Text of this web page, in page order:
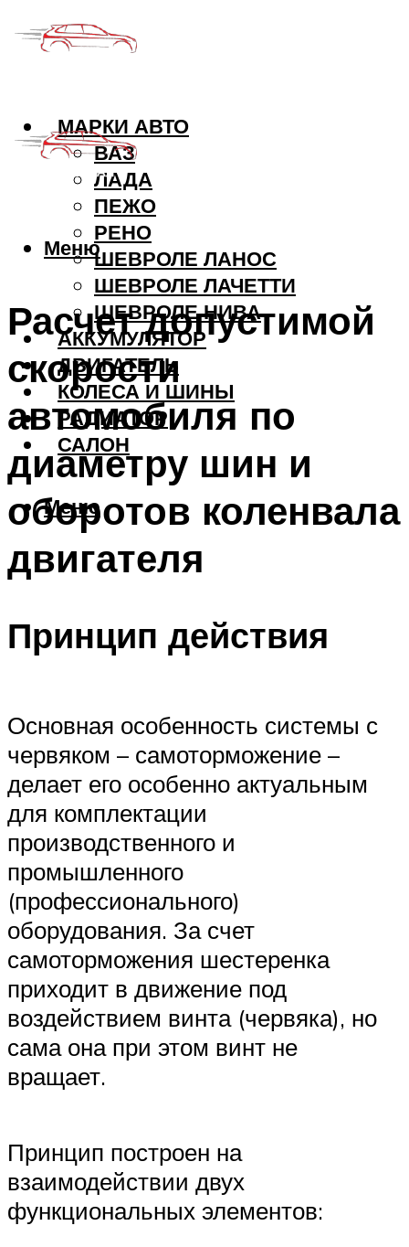
МАРКИ АВТО
ВАЗ
ЛАДА
ПЕЖО
РЕНО
ШЕВРОЛЕ ЛАНОС
ШЕВРОЛЕ ЛАЧЕТТИ
ШЕВРОЛЕ НИВА
АККУМУЛЯТОР
ДВИГАТЕЛЬ
КОЛЕСА И ШИНЫ
РАДИАТОР
САЛОН
Меню
Меню
Расчет допустимой
скорости
автомобиля по
диаметру шин и
оборотов коленвала
двигателя
Принцип действия
Основная особенность системы с
червяком – самоторможение –
делает его особенно актуальным
для комплектации
производственного и
промышленного
(профессионального)
оборудования. За счет
самоторможения шестеренка
приходит в движение под
воздействием винта (червяка), но
сама она при этом винт не
вращает.
Принцип построен на
взаимодействии двух
функциональных элементов: